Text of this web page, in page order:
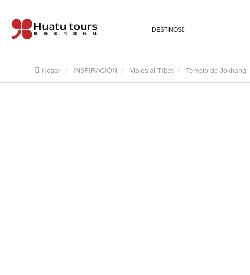
DESTINOS
Hogar INSPIRACIÓN Viajes al Tíbet Templo de Jokhang